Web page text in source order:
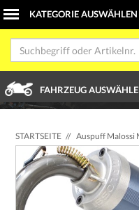
FAHRZEUG
STARTSEITE // Auspuff Malossi